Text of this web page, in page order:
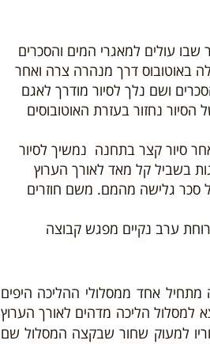
עולים למאגרי המים והסכרים
באוטובוס דרך מנהרה צרה ואחר
ושם נלך לסיור מודרך לאגם
נחזור בעזרת האוטובוסים
סיור קצר בתחנה נמשיך לסיור
בשביל קל מאד לאורך הערוץ
סכר גלישה מהמם. משם חוזרים
ערב נקיים מפגש קבוצה
מתחיל אחד ממסלולי ההליכה היפים
למסלול הליכה מדהים לאורך הערוץ
למעוק שחור שבקצה המסלול שם